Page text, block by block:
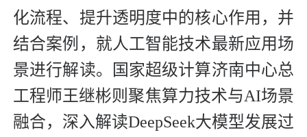
化流程、提升透明度中的核心作用，并
结合案例，就人工智能技术最新应用场
景进行解读。国家超级计算济南中心总
工程师王继彬则聚焦算力技术与AI场景
融合，深入解读DeepSeek大模型发展过